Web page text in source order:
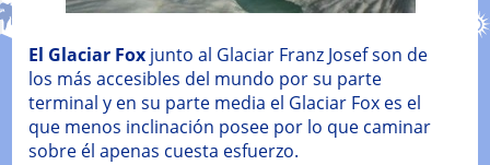
El Glaciar Foxjunto al Glaciar Franz Josef son de
los más accesibles del mundo por su parte
terminal y en su parte media el Glaciar Fox es el
que menos inclinación posee por lo que caminar
sobre él apenas cuesta esfuerzo.